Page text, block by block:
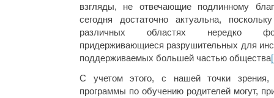
взгляды, не отвечающие подлинному
сегодня достаточно актуальна,
различных областях нередко
придерживающиеся разрушительных для
поддерживаемых большей частью общества
С учетом этого, с нашей точки зрения,
программы по обучению родителей могут,